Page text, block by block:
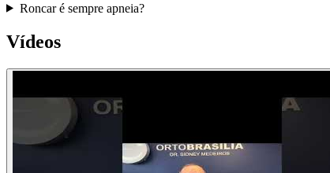
Roncar é sempre apneia?
Vídeos